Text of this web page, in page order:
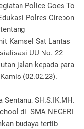
Police Goes To
Polres Cirebon
Kamsel Sat Lantas
UU No. 22
jalan kepada para
(02.02.23).
Sentanu, SH.S.IK.MH.
di SMA NEGERI
budaya tertib